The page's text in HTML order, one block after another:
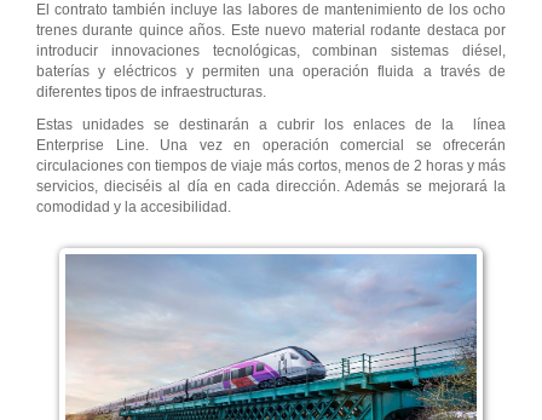
El contrato también incluye las labores de mantenimiento de los ocho
trenes durante quince años. Este nuevo material rodante destaca por
introducir innovaciones tecnológicas, combinan sistemas diésel,
baterías y eléctricos y permiten una operación fluida a través de
diferentes tipos de infraestructuras.
Estas unidades se destinarán a cubrir los enlaces de la línea
Enterprise Line. Una vez en operación comercial se ofrecerán
circulaciones con tiempos de viaje más cortos, menos de 2 horas y más
servicios, dieciséis al día en cada dirección. Además se mejorará la
comodidad y la accesibilidad.